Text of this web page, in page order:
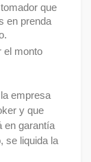
que
en prenda
el monto
empresa
y que
en garantía
se liquida la